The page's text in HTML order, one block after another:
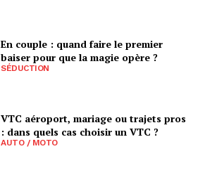
En couple : quand faire le premier
baiser pour que la magie opère ?
SÉDUCTION
VTC aéroport, mariage ou trajets pros
: dans quels cas choisir un VTC ?
AUTO / MOTO